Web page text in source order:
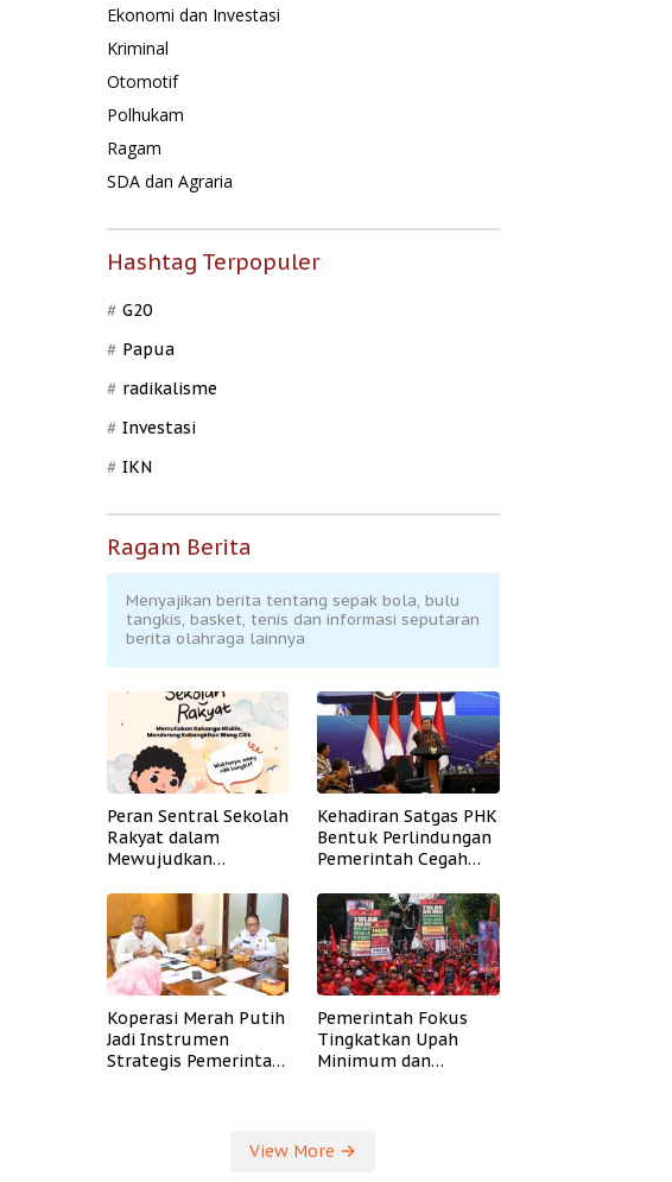
Ekonomi dan Investasi
Kriminal
Otomotif
Polhukam
Ragam
SDA dan Agraria
Hashtag Terpopuler
G20
Papua
radikalisme
Investasi
IKN
Ragam Berita
Menyajikan berita tentang sepak bola, bulu
tangkis, basket, tenis dan informasi seputaran
berita olahraga lainnya
Peran Sentral Sekolah
Rakyat dalam
Mewujudkan
Kehadiran Satgas PHK
Bentuk Perlindungan
Pemerintah Cegah
Koperasi Merah Putih
Jadi Instrumen
Strategis Pemerintah
Pemerintah Fokus
Tingkatkan Upah
Minimum dan
View More